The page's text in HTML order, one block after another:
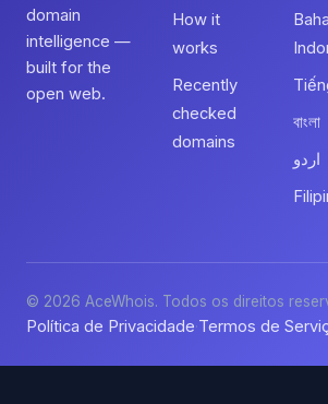
domain
intelligence —
built for the
open web.
How it
works
Recently
checked
domains
বাংলা
اردو
© 2026 AceWhois. Todos os direitos
Política de Privacidade·Termos de